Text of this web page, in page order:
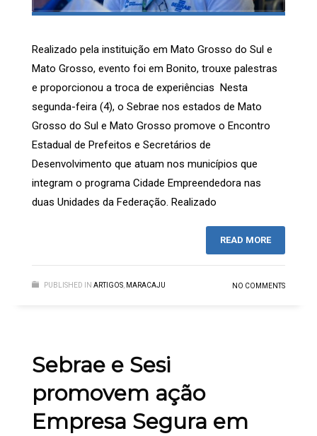
Realizado pela instituição em Mato Grosso do Sul e
Mato Grosso, evento foi em Bonito, trouxe palestras
e proporcionou a troca de experiências Nesta
segunda-feira (4), o Sebrae nos estados de Mato
Grosso do Sul e Mato Grosso promove o Encontro
Estadual de Prefeitos e Secretários de
Desenvolvimento que atuam nos municípios que
integram o programa Cidade Empreendedora nas
duas Unidades da Federação. Realizado
READ MORE
PUBLISHED IN ARTIGOS MARACAJU NO COMMENTS
Sebrae e Sesi
promovem ação
Empresa Segura em